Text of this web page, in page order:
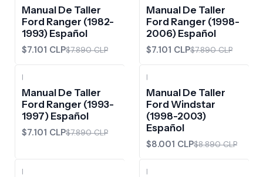
Manual De Taller
Ford Ranger (1982-
1993) Español
$7.101 CLP$7.890 CLP
Manual De Taller
Ford Ranger (1998-
2006) Español
$7.101 CLP$7.890 CLP
|
Manual De Taller
Ford Ranger (1993-
1997) Español
$7.101 CLP$7.890 CLP
|
Manual De Taller
Ford Windstar
(1998-2003)
Español
$8.001 CLP$8.890 CLP
| |